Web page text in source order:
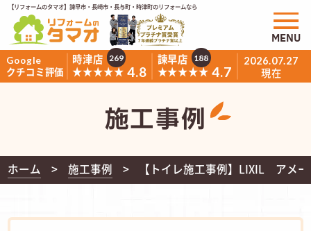
【リフォームのタマオ】諫早市・長崎市・長与町・時津町のリフォームなら
Google
クチコミ評価
時津店
★★★★★ 4.8
269
諫早店
★★★★★ 4.7
188 2026.07.27
現在
MENU
施工事例
ホーム 施工事例 【トイレ施工事例】LIXIL アメ